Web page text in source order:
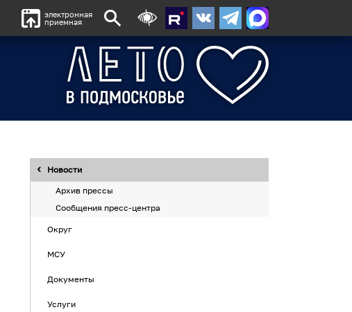
электронная
приемная
Новости
Архив прессы
Сообщения пресс-центра
Округ
МСУ
Документы
Услуги